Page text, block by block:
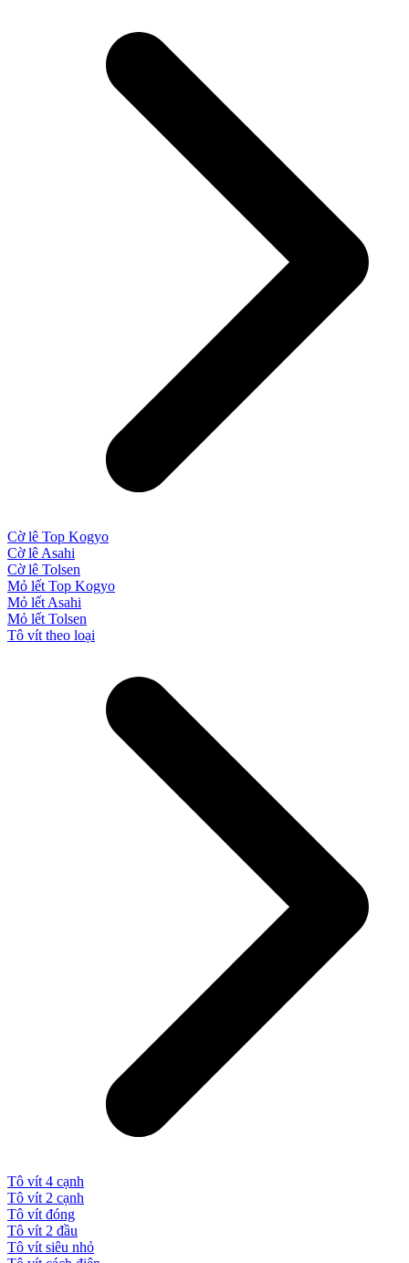
Cờ lê Top Kogyo
Cờ lê Asahi
Cờ lê Tolsen
Mỏ lết Top Kogyo
Mỏ lết Asahi
Mỏ lết Tolsen
Tô vít theo loại
Tô vít 4 cạnh
Tô vít 2 cạnh
Tô vít đóng
Tô vít 2 đầu
Tô vít siêu nhỏ